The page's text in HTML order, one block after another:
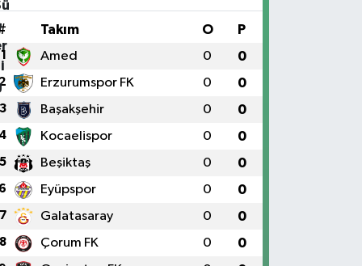
Takım O P
1 Amed 0 0
Erzurumspor FK 0 0
3 Başakşehir 0 0
Kocaelispor 0 0
5 Beşiktaş 0 0
Eyüpspor 0 0
7 Galatasaray 0 0
8 Çorum FK 0 0